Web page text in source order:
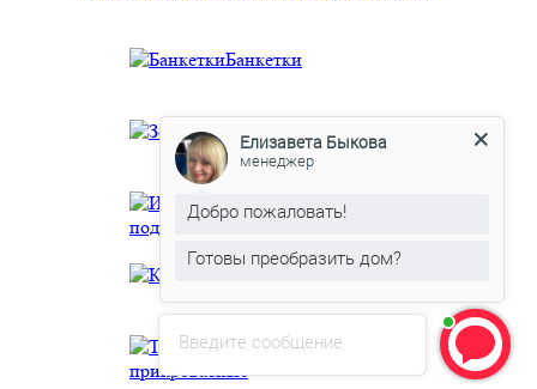
Банкетки
Зеркала интерьерные
Интерьерные
подушки
Комоды
Тумбы
прикроватные
Введите сообщение
Елизавета Быкова
менеджер
Добро пожаловать!
Готовы преобразить дом?